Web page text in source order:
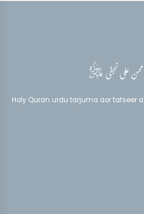
علی نجفیقدس‌سره
Holy Quran urdu tarjuma aor tafseer